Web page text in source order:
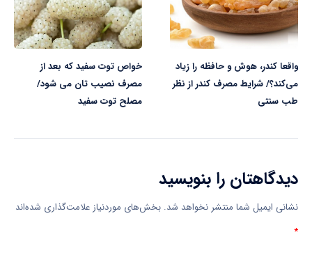
واقعا کندر، هوش و حافظه را زیاد
می‌کند؟/ شرایط مصرف کندر از نظر
طب سنتی
خواص توت سفید که بعد از
مصرف نصیب تان می شود/
مصلح توت سفید
دیدگاهتان را بنویسید
نشانی ایمیل شما منتشر نخواهد شد. بخش‌های موردنیاز علامت‌گذاری شده‌اند
*